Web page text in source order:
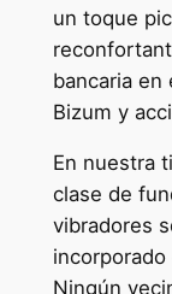
un toque
bancaria
Bizum y
En nuestra
clase de
vibradores
Ningún